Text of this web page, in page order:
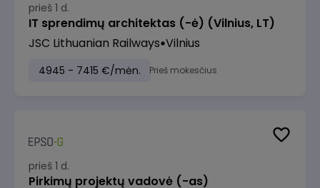
prieš 1 d.
IT sprendimų architektas (-ė) (Vilnius, LT)
JSC Lithuanian Railways Vilnius
4945 - 7415 €/mėn. Prieš mokesčius
prieš 1 d.
Pirkimų projektų vadovė (-as)